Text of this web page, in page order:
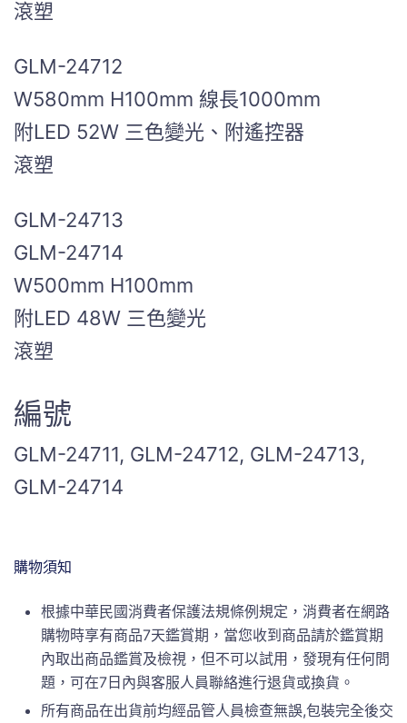
滾塑
GLM-24712
W580mm H100mm 線長1000mm
附LED 52W 三色變光、附遙控器
滾塑
GLM-24713
GLM-24714
W500mm H100mm
附LED 48W 三色變光
滾塑
編號
GLM-24711, GLM-24712, GLM-24713,
GLM-24714
購物須知
根據中華民國消費者保護法規條例規定，消費者在網路
購物時享有商品7天鑑賞期，當您收到商品請於鑑賞期
內取出商品鑑賞及檢視，但不可以試用，發現有任何問
題，可在7日內與客服人員聯絡進行退貨或換貨。
所有商品在出貨前均經品管人員檢查無誤,包裝完全後交